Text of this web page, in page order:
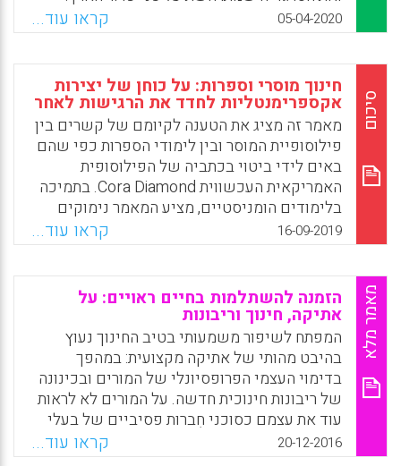
לטענת המחבר, ביכולתנו להפוך משבר זה
להזדמנות חינוכית נהדרת, במיוחד כאמצעי
לשיפור איכות ניהול הפחדים והחינוך לניהול
הפחדים, לא רק בהקשר הנקודתי, אלא בכל
סיטואציה ובכך להפוך את יחסנו לפחד לבוגר יותר.
שתי דמויות המפתח ב"סיפור הגדול" שמובא
במאמר הן מריאן ויליאמסון, סופרת אמריקנית,
מנהיגה רוחנית, אקטיביסטית ומועמדת לשעבר
(שהסירה את מועמדותה בינואר השנה) לנשיאות
ארצות הברית בבחירות 2020 ולצדה, בתפקיד
"הדמות השניה", הוירוס עצמו.
05-04-2020 קראו עוד...
סיכום
חינוך מוסרי וספרות: על כוחן של יצירות
אקספרימנטליות לחדד את הרגישות לאחר
מאמר זה מציג את הטענה לקיומם של קשרים בין
פילוסופיית המוסר ובין לימודי הספרות כפי שהם
באים לידי ביטוי בכתביה של הפילוסופית
האמריקאית העכשווית Cora Diamond. בתמיכה
בלימודים הומניסטיים, מציע המאמר נימוקים
נוספים על אלה שהשמיעו מרתה נוסבאום וריצ'רד
רורטי תוך הישענות על מאמרה של דיאמונד The
difficulty of reality and the difficulty of
philosophy ועל הרומן A Girl is Half-formed
מאת הסופרת האירית Eimear McBride.
WhatsApp
Facebook
Email
X
16-09-2019 קראו עוד...
מאמר מלא הזמנה להשתלמות בחיים ראויים: על
אתיקה, חינוך וריבונות
המפתח לשיפור משמעותי בטיב החינוך נעוץ
בהיבט מהותי של אתיקה מקצועית: במהפך
בדימוי העצמי הפרופסיונלי של המורים ובכינונה
של ריבונות חינוכית חדשה. על המורים לא לראות
עוד את עצמם כסוכני חִברות פסיביים של בעלי
הכוח בחברה ובתרבות, אלא כמובילים אוטונומיים
20-12-2016 קראו עוד...